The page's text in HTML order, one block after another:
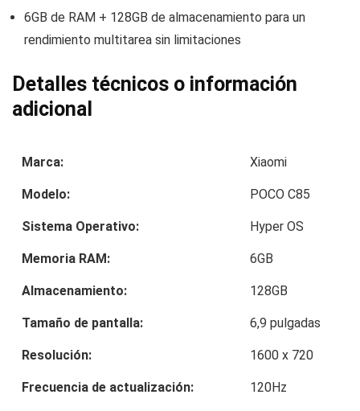
6GB de RAM + 128GB de almacenamiento para un
rendimiento multitarea sin limitaciones
Detalles técnicos o información
adicional
Marca: Xiaomi
Modelo: POCO C85
Sistema Operativo: Hyper OS
Memoria RAM: 6GB
Almacenamiento: 128GB
Tamaño de pantalla: 6,9 pulgadas
Resolución: 1600 x 720
Frecuencia de actualización: 120Hz